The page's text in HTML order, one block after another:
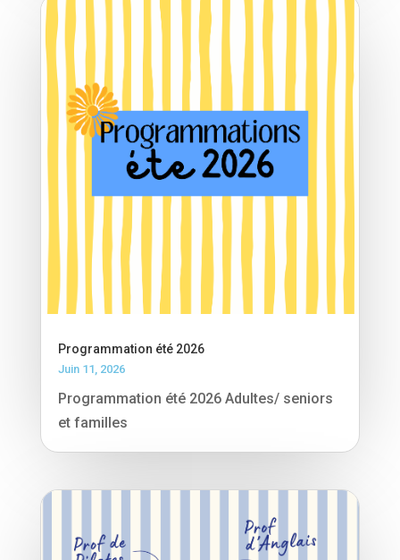
Programmation été 2026
Juin 11, 2026
Programmation été 2026 Adultes/ seniors
et familles